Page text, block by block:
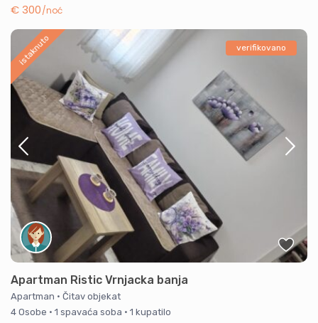
€ 300/noć
istaknuto verifikovano
Apartman Ristic Vrnjacka banja
Apartman · Čitav objekat
4 Osobe · 1 spavaća soba · 1 kupatilo